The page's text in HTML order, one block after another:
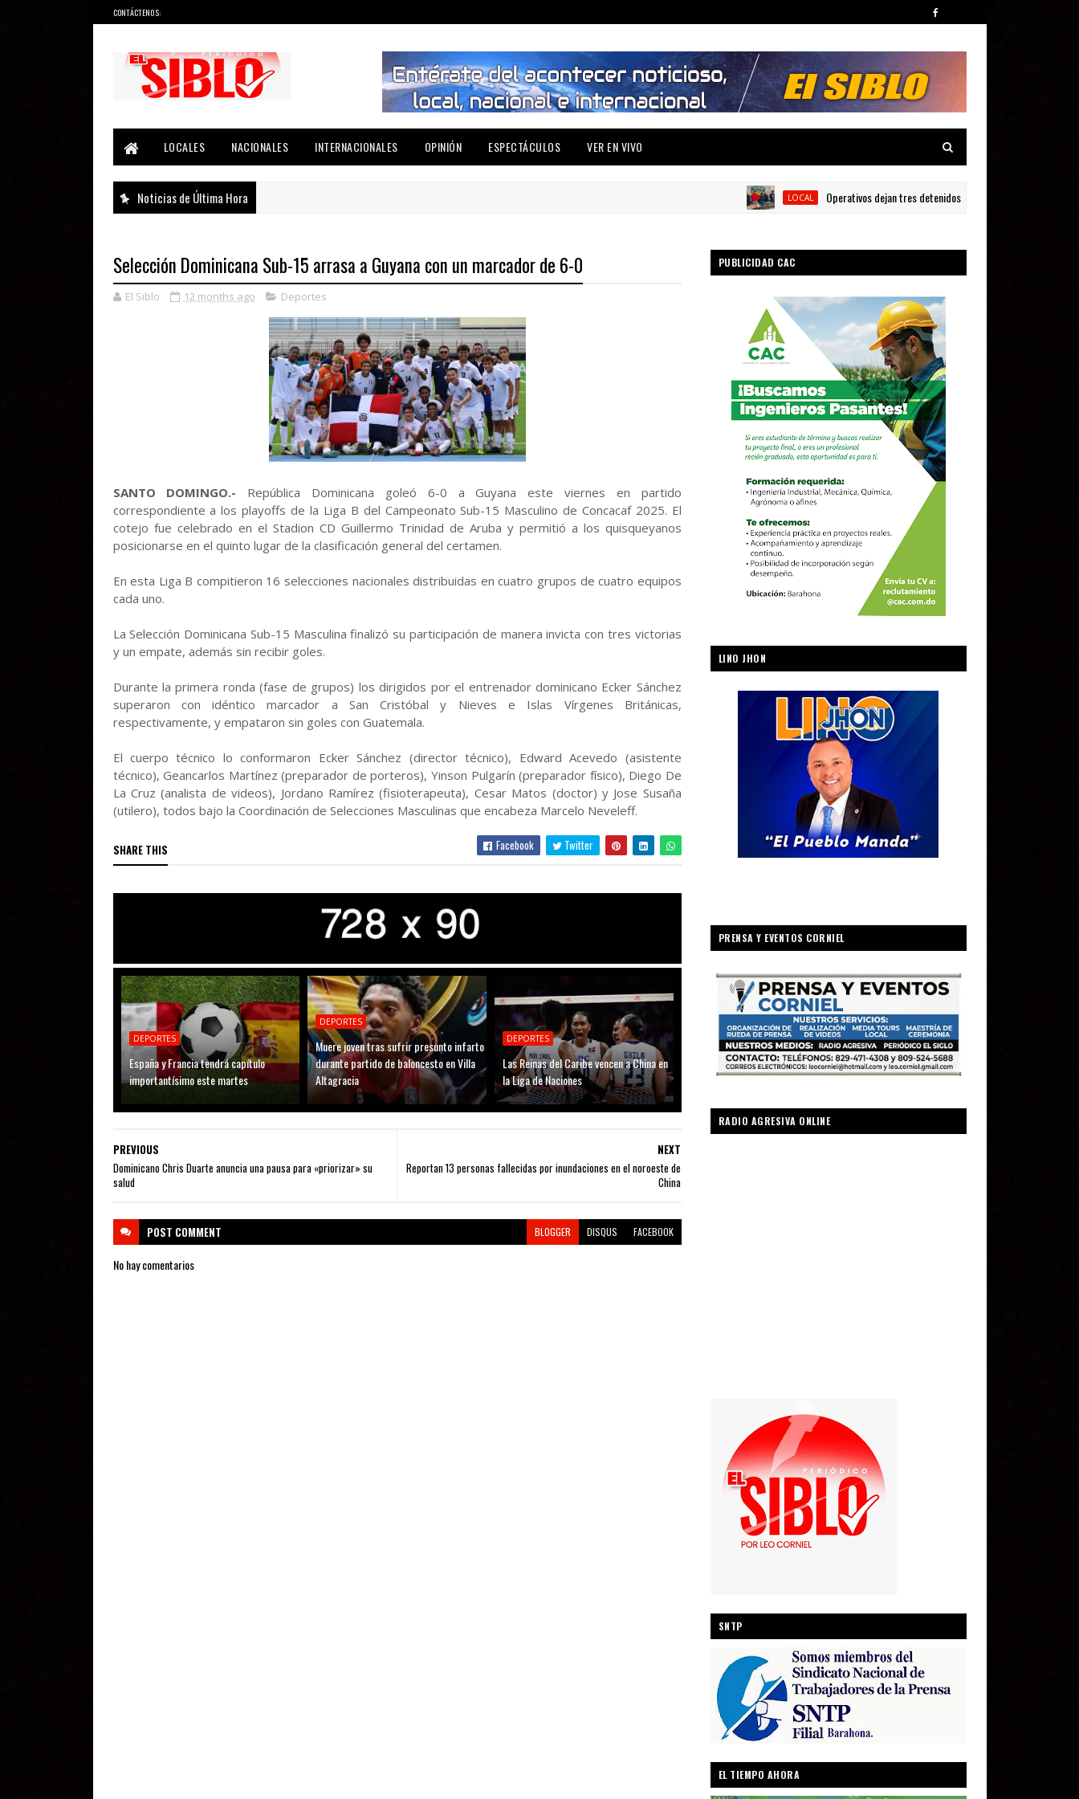
CONTÁCTENOS:
LOCALES
NACIONALES INTERNACIONALES OPINIÓN ESPECTÁCULOS VER EN VIVO
Noticias de Última Hora LOCAL Operativos dejan tres detenidos y siete armas ocupadas en
Selección Dominicana Sub-15 arrasa a Guyana con un marcador de 6-0
El Siblo 12 months ago Deportes
SANTO DOMINGO.- República Dominicana goleó 6-0 a Guyana este viernes en partido
correspondiente a los playoffs de la Liga B del Campeonato Sub-15 Masculino de Concacaf 2025. El
cotejo fue celebrado en el Stadion CD Guillermo Trinidad de Aruba y permitió a los quisqueyanos
posicionarse en el quinto lugar de la clasificación general del certamen.
En esta Liga B compitieron 16 selecciones nacionales distribuidas en cuatro grupos de cuatro equipos
cada uno.
La Selección Dominicana Sub-15 Masculina finalizó su participación de manera invicta con tres victorias
y un empate, además sin recibir goles.
Durante la primera ronda (fase de grupos) los dirigidos por el entrenador dominicano Ecker Sánchez
superaron con idéntico marcador a San Cristóbal y Nieves e Islas Vírgenes Británicas,
respectivamente, y empataron sin goles con Guatemala.
El cuerpo técnico lo conformaron Ecker Sánchez (director técnico), Edward Acevedo (asistente
técnico), Geancarlos Martínez (preparador de porteros), Yinson Pulgarín (preparador físico), Diego De
La Cruz (analista de videos), Jordano Ramírez (fisioterapeuta), Cesar Matos (doctor) y Jose Susaña
(utilero), todos bajo la Coordinación de Selecciones Masculinas que encabeza Marcelo Neveleff.
SHARE THIS Facebook Twitter
DEPORTES
España y Francia tendrá capítulo
importantísimo este martes
DEPORTES
Muere joven tras sufrir presunto infarto
durante partido de baloncesto en Villa
Altagracia
DEPORTES
Las Reinas del Caribe vencen a China en
la Liga de Naciones
NEXT
Reportan 13 personas fallecidas por inundaciones en el noroeste de
China
PREVIOUS
Dominicano Chris Duarte anuncia una pausa para «priorizar» su
salud
POST COMMENT BLOGGER DISQUS FACEBOOK
No hay comentarios
PUBLICIDAD CAC
LINO JHON
PRENSA Y EVENTOS CORNIEL
RADIO AGRESIVA ONLINE
SNTP
EL TIEMPO AHORA